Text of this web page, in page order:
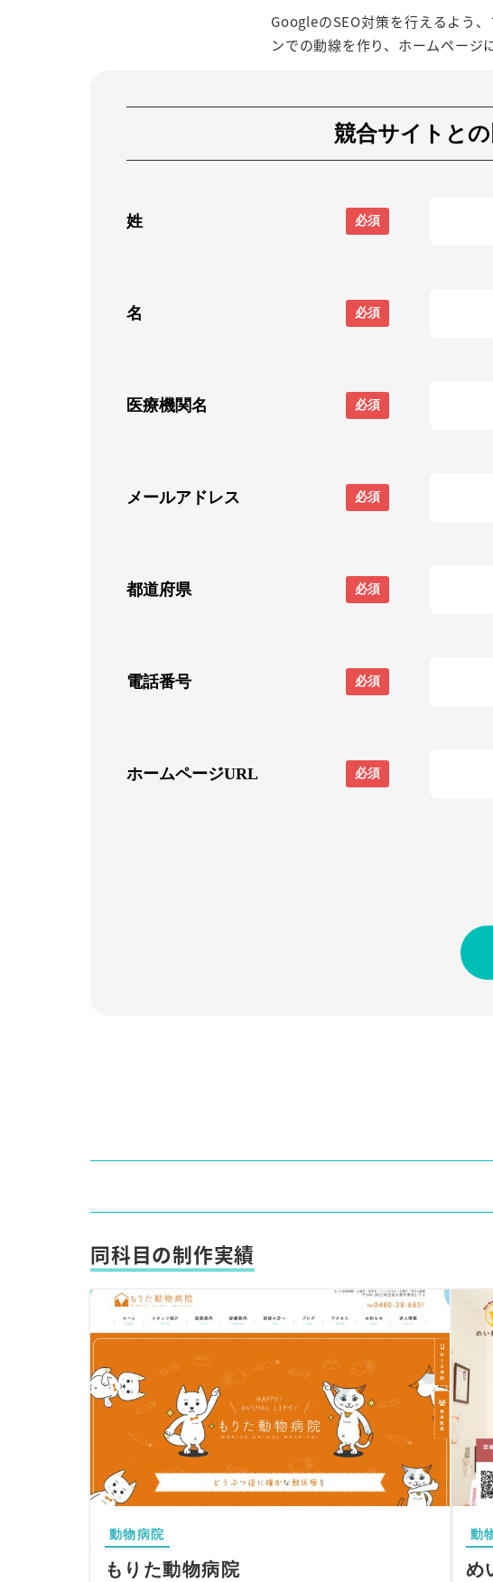
GoogleのSEO対策を行えるよう
ンでの動線を作り、ホームページ
同科目の制作実績
動物病院
もりた動物病院
動
め